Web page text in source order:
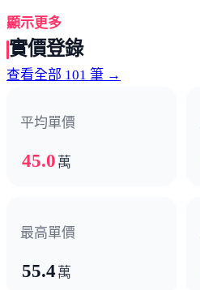
超商/賣場
市立聯合醫院
顯示更多
實價登錄
查看全部 101 筆 →
平均單價
45.0 萬
最高單價
55.4 萬